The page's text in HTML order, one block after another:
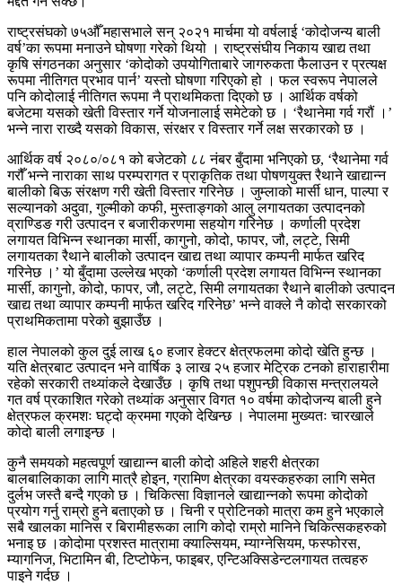
राष्ट्रसंघको ७५औँ महासभाले सन् २०२१ मार्चमा यो वर्षलाई ‘कोदोजन्य बाली
वर्ष’का रूपमा मनाउने घोषणा गरेको थियो । राष्ट्रसंघीय निकाय खाद्य तथा
कृषि संगठनका अनुसार ‘कोदोको उपयोगिताबारे जागरुकता फैलाउन र प्रत्यक्ष
रूपमा नीतिगत प्रभाव पार्न’ यस्तो घोषणा गरिएको हो । फल स्वरूप नेपालले
पनि कोदोलाई नीतिगत रूपमा नै प्राथमिकता दिएको छ । आर्थिक वर्षको
बजेटमा यसको खेती विस्तार गर्ने योजनालाई समेटेको छ । ‘रैथानेमा गर्व गरौं ।’
भन्ने नारा राख्दै यसको विकास, संरक्षर र विस्तार गर्ने लक्ष सरकारको छ ।
आर्थिक वर्ष २०८०/०८१ को बजेटको ८८ नंबर बुँदामा भनिएको छ, ‘रैथानेमा गर्व
गरौँ भन्ने नाराका साथ परम्परागत र प्राकृतिक तथा पोषणयुक्त रैथाने खाद्यान्न
बालीको बिऊ संरक्षण गरी खेती विस्तार गरिनेछ । जुम्लाको मार्सी धान, पाल्पा र
सल्यानको अदुवा, गुल्मीको कफी, मुस्ताङ्गको आलु लगायतका उत्पादनको
व्राण्डिङ गरी उत्पादन र बजारीकरणमा सहयोग गरिनेछ । कर्णाली प्रदेश
लगायत विभिन्न स्थानका मार्सी, कागुनो, कोदो, फापर, जौ, लट्टे, सिमी
लगायतका रैथाने बालीको उत्पादन खाद्य तथा व्यापार कम्पनी मार्फत खरिद
गरिनेछ ।’ यो बुँदामा उल्लेख भएको ‘कर्णाली प्रदेश लगायत विभिन्न स्थानका
मार्सी, कागुनो, कोदो, फापर, जौ, लट्टे, सिमी लगायतका रैथाने बालीको उत्पादन
खाद्य तथा व्यापार कम्पनी मार्फत खरिद गरिनेछ’ भन्ने वाक्ले नै कोदो सरकारको
प्राथमिकतामा परेको बुझाउँछ ।
हाल नेपालको कुल दुई लाख ६० हजार हेक्टर क्षेत्रफलमा कोदो खेति हुन्छ ।
यति क्षेत्रबाट उत्पादन भने वार्षिक ३ लाख २५ हजार मेट्रिक टनको हाराहारीमा
रहेको सरकारी तथ्यांकले देखाउँछ । कृषि तथा पशुपन्छी विकास मन्त्रालयले
गत वर्ष प्रकाशित गरेको तथ्यांक अनुसार विगत १० वर्षमा कोदोजन्य बाली हुने
क्षेत्रफल क्रमशः घट्दो क्रममा गएको देखिन्छ । नेपालमा मुख्यतः चारखाले
कोदो बाली लगाइन्छ ।
कुनै समयको महत्वपूर्ण खाद्यान्न बाली कोदो अहिले शहरी क्षेत्रका
बालबालिकाका लागि मात्रै होइन, ग्रामिण क्षेत्रका वयस्कहरुका लागि समेत
दुर्लभ जस्तै बन्दै गएको छ । चिकित्सा विज्ञानले खाद्यान्नको रूपमा कोदोको
प्रयोग गर्नु राम्रो हुने बताएको छ । चिनी र प्रोटिनको मात्रा कम हुने भएकाले
सबै खालका मानिस र बिरामीहरूका लागि कोदो राम्रो मानिने चिकित्सकहरुको
भनाइ छ ।कोदोमा प्रशस्त मात्रामा क्याल्सियम, म्याग्नेसियम, फस्फोरस,
म्यागनिज, भिटामिन बी, टिप्टोफेन, फाइबर, एन्टिअक्सिडेन्टलगायत तत्वहरु
पाइने गर्दछ ।